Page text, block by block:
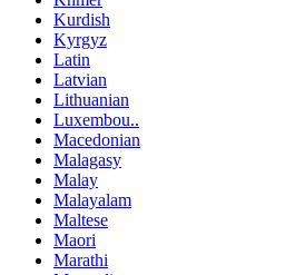
Kurdish
Kyrgyz
Latin
Latvian
Lithuanian
Luxembou..
Macedonian
Malagasy
Malay
Malayalam
Maltese
Maori
Marathi